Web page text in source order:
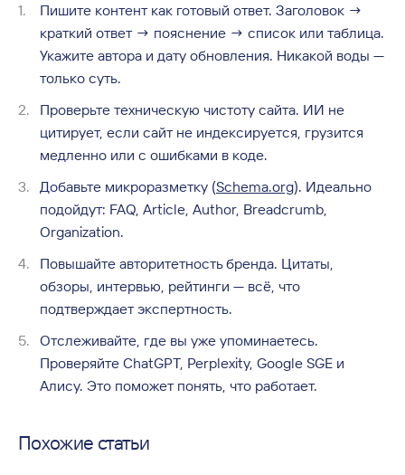
Пишите контент как готовый ответ. Заголовок →
краткий ответ → пояснение → список или таблица.
Укажите автора и дату обновления. Никакой воды —
только суть.
Проверьте техническую чистоту сайта. ИИ не
цитирует, если сайт не индексируется, грузится
медленно или с ошибками в коде.
Добавьте микроразметку (Schema.org). Идеально
подойдут: FAQ, Article, Author, Breadcrumb,
Organization.
Повышайте авторитетность бренда. Цитаты,
обзоры, интервью, рейтинги — всё, что
подтверждает экспертность.
Отслеживайте, где вы уже упоминаетесь.
Проверяйте ChatGPT, Perplexity, Google SGE и
Алису. Это поможет понять, что работает.
Похожие статьи